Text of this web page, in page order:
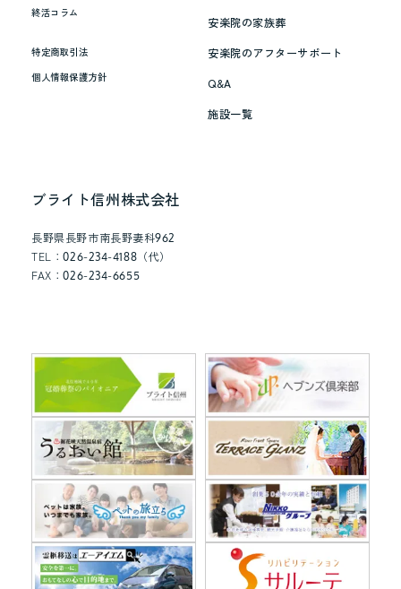
吉
三
さ
就
任）
終活コラム
特定商取引法
個人情報保護方針
安楽院の家族葬
安楽院のアフターサポート
Q&A
施設一覧
ブライト信州株式会社
長野県長野市南長野妻科962
TEL：026-234-4188（代）
FAX：026-234-6655